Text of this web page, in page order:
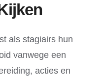
als stagiairs hun
vanwege een
acties en